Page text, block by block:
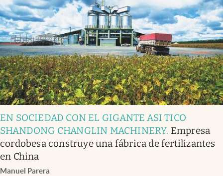
Infotechnology
Clase
Clima
Mundial 2026
Eventos Corporativos
El Cronista Studio
Mediakit
abre en nueva pestaña
Argentina
EN SOCIEDAD CON EL GIGANTE ASI TICO
SHANDONG CHANGLIN MACHINERY. Empresa
cordobesa construye una fábrica de fertilizantes
en China
Manuel Parera